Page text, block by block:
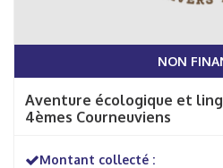
NON
Aventure écologique et
4èmes Courneuviens
Montant collecté :